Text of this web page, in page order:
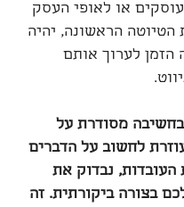
או לאופי העסק
הראשונה, יהיה
הזמן לערוך אותם
מסודרת על
לחשוב על הדברים
העובדות, נבדוק את
בצורה ביקורתית. זה